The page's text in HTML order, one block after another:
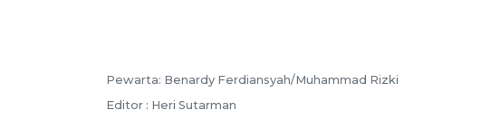
Pewarta: Benardy Ferdiansyah/Muhammad Rizki
Editor : Heri Sutarman